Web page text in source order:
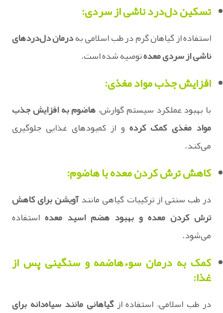
تسکین دل‌درد ناشی از سردی:
استفاده از گیاهان گرم در طب اسلامی بهدرمان دل‌دردهای
ناشی از سردی معدهتوصیه شده است.
افزایش جذب مواد مغذی:
با بهبود عملکرد سیستم گوارش،هاضوم به افزایش جذب
مواد مغذی کمک کرده و از کمبودهای غذایی جلوگیری
می‌کند.
کاهش ترش کردن معده با هاضوم:
در طب سنتی از ترکیبات گیاهی مانندآویشن برای کاهش
ترش کردن معده و بهبود هضم اسید معده استفاده
می‌شود.
کمک به درمان سوءهاضمه و سنگینی پس از
غذا:
در طب اسلامی، استفاده ازگیاهانی مانند سیاه‌دانه برای